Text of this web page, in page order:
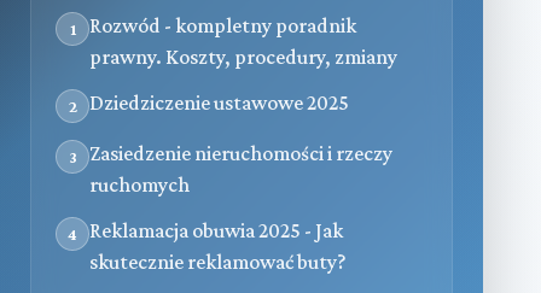
1
Rozwód - kompletny poradnik
prawny. Koszty, procedury, zmiany
2 Dziedziczenie ustawowe 2025
3
Zasiedzenie nieruchomości i rzeczy
ruchomych
4
Reklamacja obuwia 2025 - Jak
skutecznie reklamować buty?